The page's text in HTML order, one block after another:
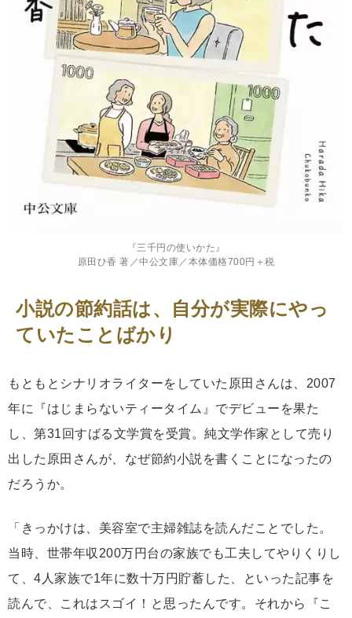
『三千円の使いかた』
原田ひ香 著／中公文庫／本体価格700円＋税
小説の節約話は、自分が実際にやっ
ていたことばかり
もともとシナリオライターをしていた原田さんは、2007
年に『はじまらないティータイム』でデビューを果た
し、第31回すばる文学賞を受賞。純文学作家として売り
出した原田さんが、なぜ節約小説を書くことになったの
だろうか。
「きっかけは、美容室で主婦雑誌を読んだことでした。
当時、世帯年収200万円台の家族でも工夫してやりくりし
て、4人家族で1年に数十万円貯蓄した、といった記事を
読んで、これはスゴイ！と思ったんです。それから『こ